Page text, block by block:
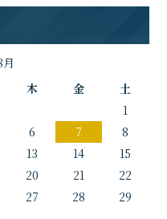
木 金
土
1
6 7
8
13 14
15
20 21
22
27 28
29